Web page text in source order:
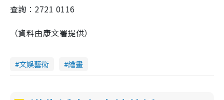
查詢︰2721 0116
（資料由康文署提供）
文娛藝術 繪畫